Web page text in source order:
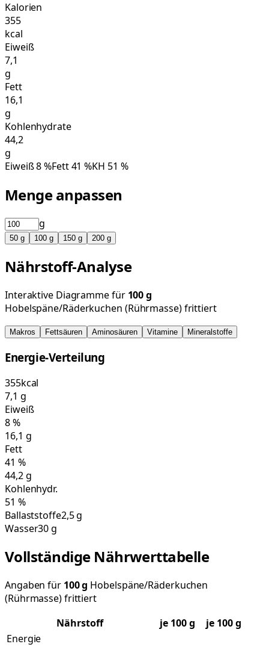
Kalorien
355
kcal
Eiweiß
7,1
g
Fett
16,1
g
Kohlenhydrate
44,2
g
Eiweiß8%Fett41 %KH 51 %
Menge anpassen
g
50 g 100 g 150 g 200 g
Nährstoff-Analyse
Interaktive Diagramme für 100g
Hobelspäne/Räderkuchen (Rührmasse) frittiert
Makros Fettsäuren Aminosäuren Vitamine Mineralstoffe
Energie-Verteilung
355kcal
7,1 g
Eiweiß
8%
16,1 g
Fett
41 %
44,2g
Kohlenhydr.
51 %
Ballaststoffe2,5 g
Wasser30 g
Vollständige Nährwerttabelle
Angaben für 100g Hobelspäne/Räderkuchen
(Rührmasse) frittiert
Nährstoff
je 100g
je 100 g
Energie